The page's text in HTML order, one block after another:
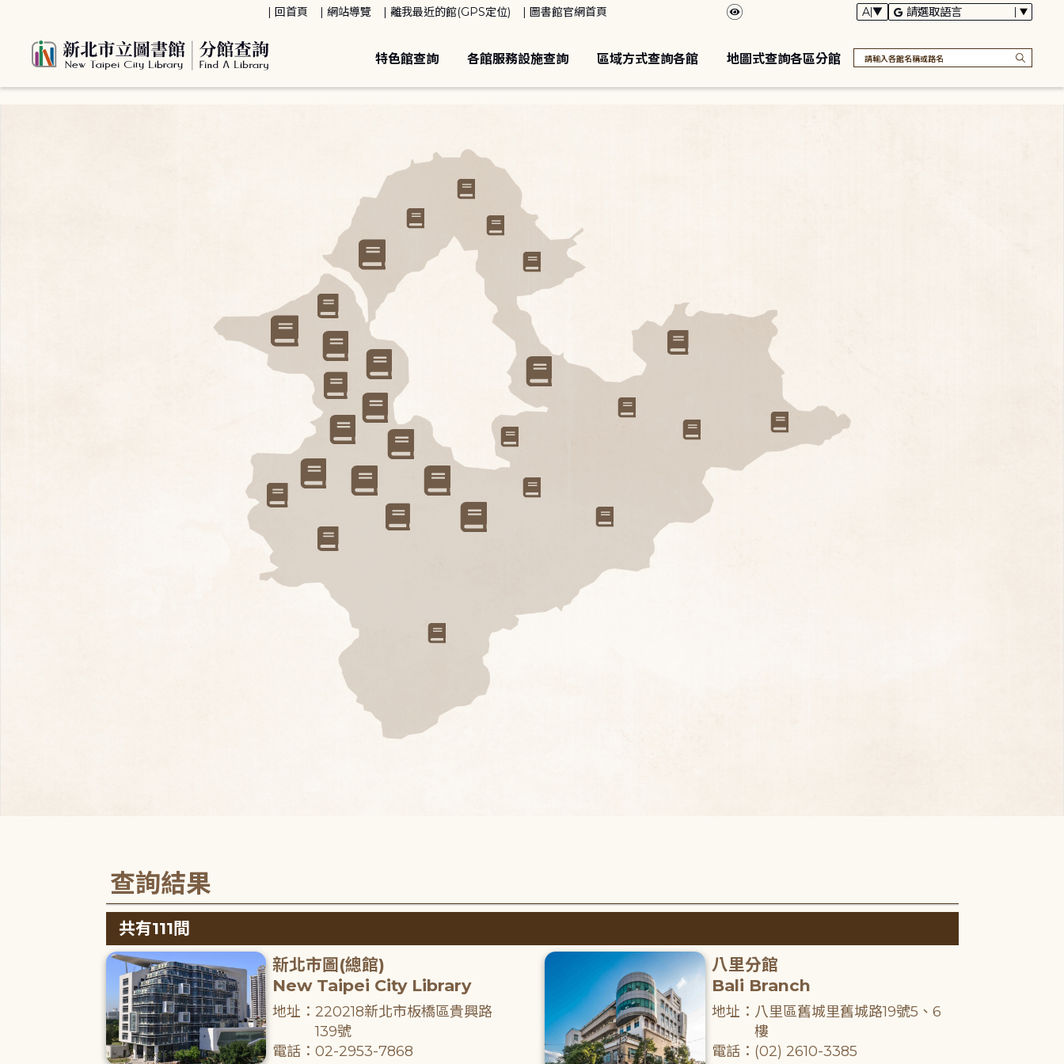
回首頁 網站導覽 離我最近的館(GPS定位) 圖書館官網首頁
特色館查詢 各館服務設施查詢 區域方式查詢各館 地圖式查詢各區分館
查詢結果
共有111間
新北市圖(總館)
New Taipei City Library
地址：220218新北市板橋區貴興路
139號
電話：02-2953-7868
八里分館
Bali Branch
地址：八里區舊城里舊城路19號5、6
樓
電話：(02) 2610-3385